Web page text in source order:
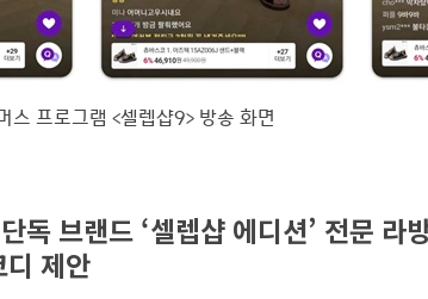
프로그램 <셀렙샵9> 방송 화면
독 브랜드 ‘셀렙샵 에디션’ 전문
제안